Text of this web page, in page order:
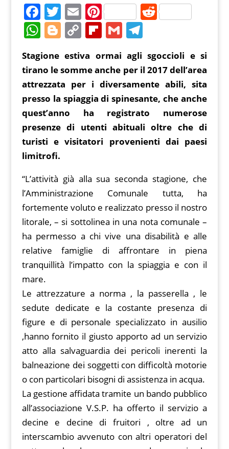
F
a
c
e
b
o
o
k
T
w
itt
er
E
m
ai
l
Pi
nt
er
e
st
R
di
t
W
h
at
s
A
p
p
Bl
g
g
er
C
p
y
Li
n
k
Fl
b
o
ar
d
G
ai
l
T
e
gr
a
m
Stagione estiva ormai agli sgoccioli e si
tirano le somme anche per il 2017 dell’area
attrezzata per i diversamente abili, sita
presso la spiaggia di spinesante, che anche
quest’anno ha registrato numerose
presenze di utenti abituali oltre che di
turisti e visitatori provenienti dai paesi
limitrofi.
“L’attività già alla sua seconda stagione, che
l’Amministrazione Comunale tutta, ha
fortemente voluto e realizzato presso il nostro
litorale, – si sottolinea in una nota comunale –
ha permesso a chi vive una disabilità e alle
relative famiglie di affrontare in piena
tranquillità l’impatto con la spiaggia e con il
mare.
Le attrezzature a norma , la passerella , le
sedute dedicate e la costante presenza di
figure e di personale specializzato in ausilio
,hanno fornito il giusto apporto ad un servizio
atto alla salvaguardia dei pericoli inerenti la
balneazione dei soggetti con difficoltà motorie
o con particolari bisogni di assistenza in acqua.
La gestione affidata tramite un bando pubblico
all’associazione V.S.P. ha offerto il servizio a
decine e decine di fruitori , oltre ad un
interscambio avvenuto con altri operatori del